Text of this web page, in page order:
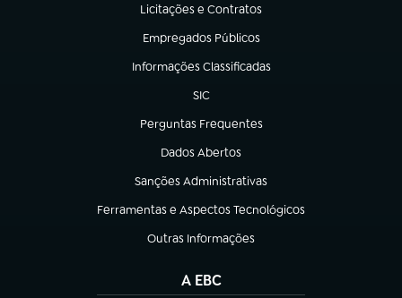
Licitações e Contratos
(abre em nova aba)
Empregados Públicos
(abre em nova aba)
Informações Classificadas
(abre em nova aba)
SIC
(abre em nova aba)
Perguntas Frequentes
(abre em nova aba)
Dados Abertos
(abre em nova aba)
Sanções Administrativas
(abre em nova aba)
Ferramentas e Aspectos Tecnológicos
(abre em nova aba)
Outras Informações
(abre em nova aba)
A EBC